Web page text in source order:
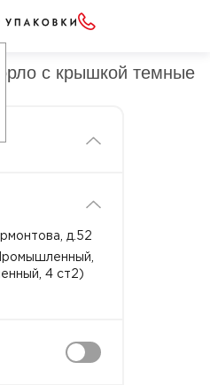
с крышкой темные
д.52
4 ст2)